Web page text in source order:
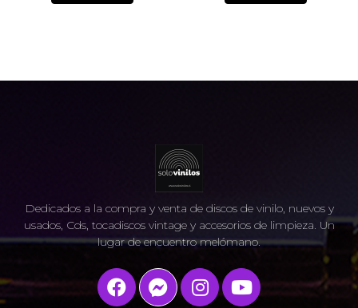
Dedicados a la compra y venta de discos de vinilo, nuevos y
usados, Cds, tocadiscos vintage y accesorios de limpieza. Un
lugar de encuentro melómano.